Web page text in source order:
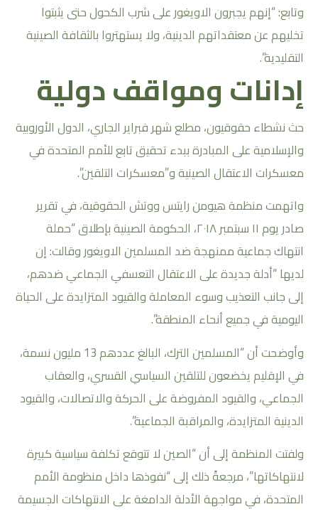
وتابع: “إنهم يجبرون الاويغور على شرب الكحول حتى يثبتوا
تخليهم عن معتقداتهم الدينية، ولا يستهتروا بالثقافة الصينية
التقليدية”.
إدانات ومواقف دولية
حث نشطاء حقوقيون، مطلع شهر فبراير الجاري، الدول الأوروبية
والإسلامية على المبادرة ببدء تحقيق تابع للأمم المتحدة في
معسكرات الاعتقال الصينية و”معسكرات التلقين”.
واتهمت منظمة هيومن رايتس ووتش الحقوقية، في تقرير
صادر يوم ١١ سبتمبر ٢٠١٨، الحكومة الصينية بإطلاق “حملة
انتهاك جماعية ممنهجة ضد المسلمين الاويغور وقالت: إن
لديها “أدلة جديدة على الاعتقال التعسفي الجماعي ضدهم،
إلى جانب التعذيب وسوء المعاملة والقيود المتزايدة على الحياة
اليومية في جميع أنحاء المنطقة”.
وأوضحت أن “المسلمين الترك، البالغ عددهم 13 مليون نسمة،
في الإقليم يخضعون للتلقين السياسي القسري، والعقاب
الجماعي، والقيود المفروضة على الحركة والاتصالات، والقيود
الدينية المتزايدة، والمراقبة الجماعية”.
ولفتت المنظمة إلى أن “الصين لا تتوقع تكلفة سياسية كبيرة
لانتهاكاتها”، مرجعةً ذلك إلى “نفوذها داخل منظومة الأمم
المتحدة، في مواجهة الأدلة الدامغة على الانتهاكات الجسيمة